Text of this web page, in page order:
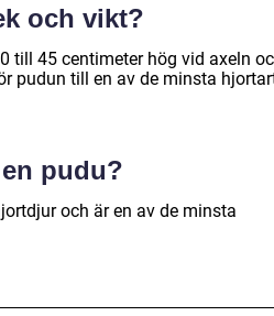
och vikt?
till 45 centimeter hög vid axeln
pudun till en av de minsta
pudu?
och är en av de minsta